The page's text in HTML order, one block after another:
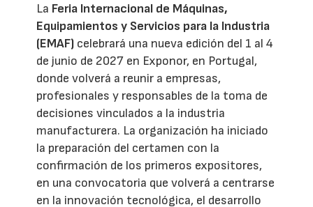
La Feria Internacional de Máquinas,
Equipamientos y Servicios para la Industria
(EMAF) celebrará una nueva edición del 1 al 4
de junio de 2027 en Exponor, en Portugal,
donde volverá a reunir a empresas,
profesionales y responsables de la toma de
decisiones vinculados a la industria
manufacturera. La organización ha iniciado
la preparación del certamen con la
confirmación de los primeros expositores,
en una convocatoria que volverá a centrarse
en la innovación tecnológica, el desarrollo